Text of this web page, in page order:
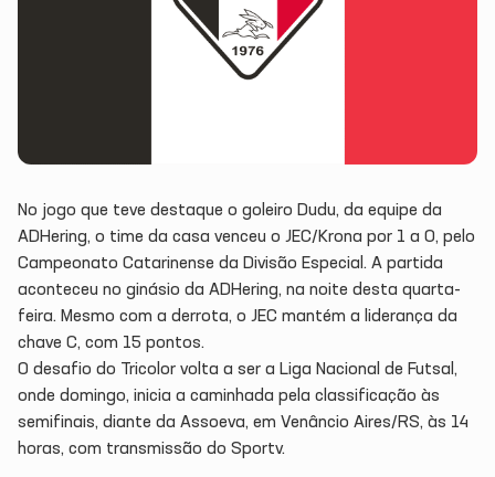
No jogo que teve destaque o goleiro Dudu, da equipe da
ADHering, o time da casa venceu o JEC/Krona por 1 a 0, pelo
Campeonato Catarinense da Divisão Especial. A partida
aconteceu no ginásio da ADHering, na noite desta quarta-
feira. Mesmo com a derrota, o JEC mantém a liderança da
chave C, com 15 pontos.
O desafio do Tricolor volta a ser a Liga Nacional de Futsal,
onde domingo, inicia a caminhada pela classificação às
semifinais, diante da Assoeva, em Venâncio Aires/RS, às 14
horas, com transmissão do Sportv.